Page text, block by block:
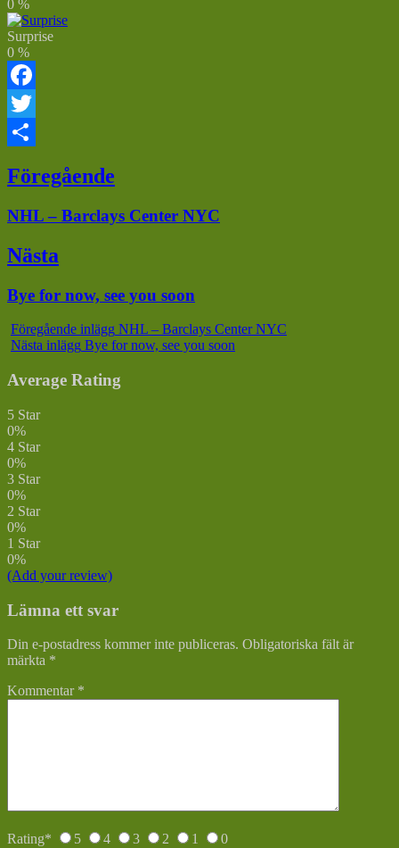
0 %
Surprise
0 %
Facebook
Twitter
Inläggsnavigering
Föregående
Föregående
NHL – Barclays Center NYC
Nästa
Nästa
inlägg:
Bye for now, see you soon
Föregående inlägg NHL – Barclays Center NYC
Nästa inlägg Bye for now, see you soon
Average Rating
5 Star
0%
4 Star
0%
3 Star
0%
2 Star
0%
1 Star
0%
(Add your review)
Lämna ett svar
Din e-postadress kommer inte publiceras. Obligatoriska fält är
märkta *
Kommentar *
Rating* 5 4 3 2 1 0